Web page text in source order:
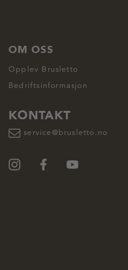
OM OSS
Opplev Brusletto
Bedriftsinformasjon
KONTAKT
service@brusletto.no